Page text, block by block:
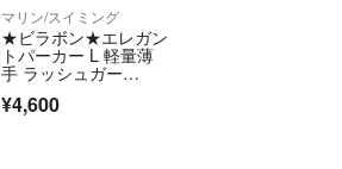
マリン/スイミング
★ビラボン★エレガン
トパーカー L 軽量薄
手 ラッシュガー
ABONG ブラック 羽織
¥4,600